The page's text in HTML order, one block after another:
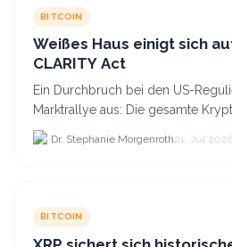
BITCOIN
Weißes Haus einigt sich
CLARITY Act
Ein Durchbruch bei den US-
Marktrallye aus: Die gesamte
am 21.
Dr. Stephanie Morgenroth21. Jul
BITCOIN